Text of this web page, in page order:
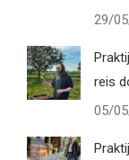
29/
reis
05/